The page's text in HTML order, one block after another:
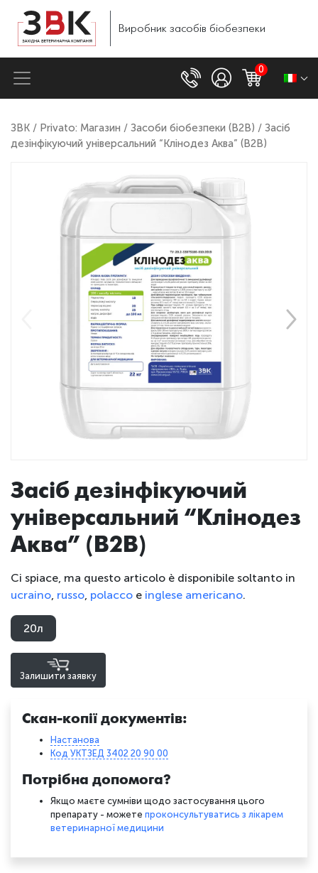
Виробник засобів біобезпеки
0
ЗВК / Privato: Магазин / Засоби біобезпеки (B2B) / Засіб
дезінфікуючий універсальний “Клінодез Аква” (B2B)
Засіб дезінфікуючий
універсальний “Клінодез
Аква” (B2B)
Ci spiace, ma questo articolo è disponibile soltanto in
ucraino russo polacco e inglese americano.
20л
Залишити заявку
Скан-копії документів:
Настанова
Код УКТЗЕД 3402 20 90 00
Потрібна допомога?
Якщо маєте сумніви щодо застосування цього
препарату - можете проконсультуватись з лікарем
ветеринарної медицини